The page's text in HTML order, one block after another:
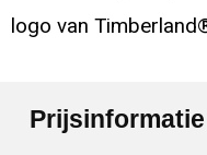
logo van
Prijsinformatie